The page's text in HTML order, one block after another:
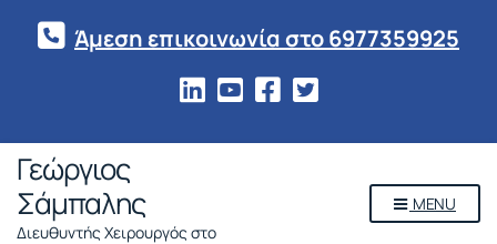
Άμεση επικοινωνία στο 6977359925
Γεώργιος
Σάμπαλης
Διευθυντής Χειρουργός στο
MENU